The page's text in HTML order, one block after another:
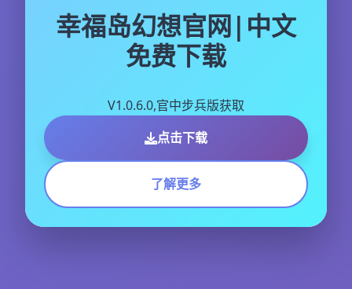
幸福岛幻想官网|中文
免费下载
V1.0.6.0,官中步兵版获取
点击下载
了解更多